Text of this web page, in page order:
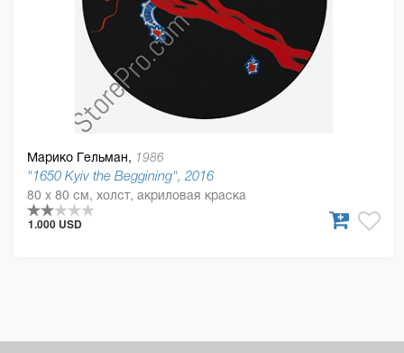
Марико Гельман, 1986
"1650 Kyiv the Beggining", 2016
80 x 80 см, холст, акриловая краска
1.000 USD